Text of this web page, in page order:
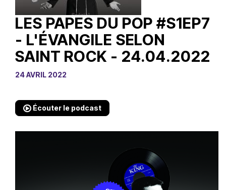
LES PAPES DU POP #S1EP7
- L'ÉVANGILE SELON
SAINT ROCK - 24.04.2022
24 AVRIL 2022
Écouter le podcast